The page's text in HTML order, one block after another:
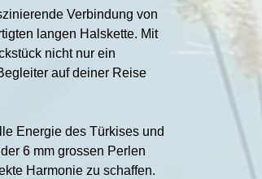
Verbindung von
langen Halskette. Mit
nicht nur ein
auf deiner Reise
Energie des Türkises und
6 mm grossen Perlen
Harmonie zu schaffen.